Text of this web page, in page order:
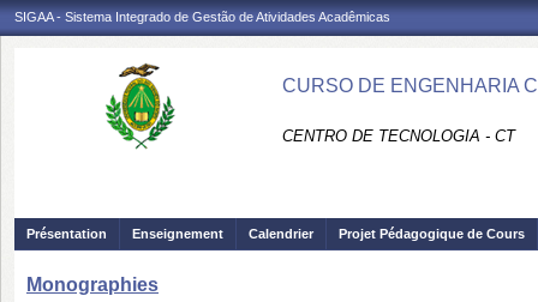
SIGAA - Sistema Integrado de Gestão de Atividades Acadêmicas
CURSO DE ENGENHARIA
CENTRO DE TECNOLOGIA - CT
Présentation Enseignement Calendrier Projet Pédagogique de Cours
Monographies